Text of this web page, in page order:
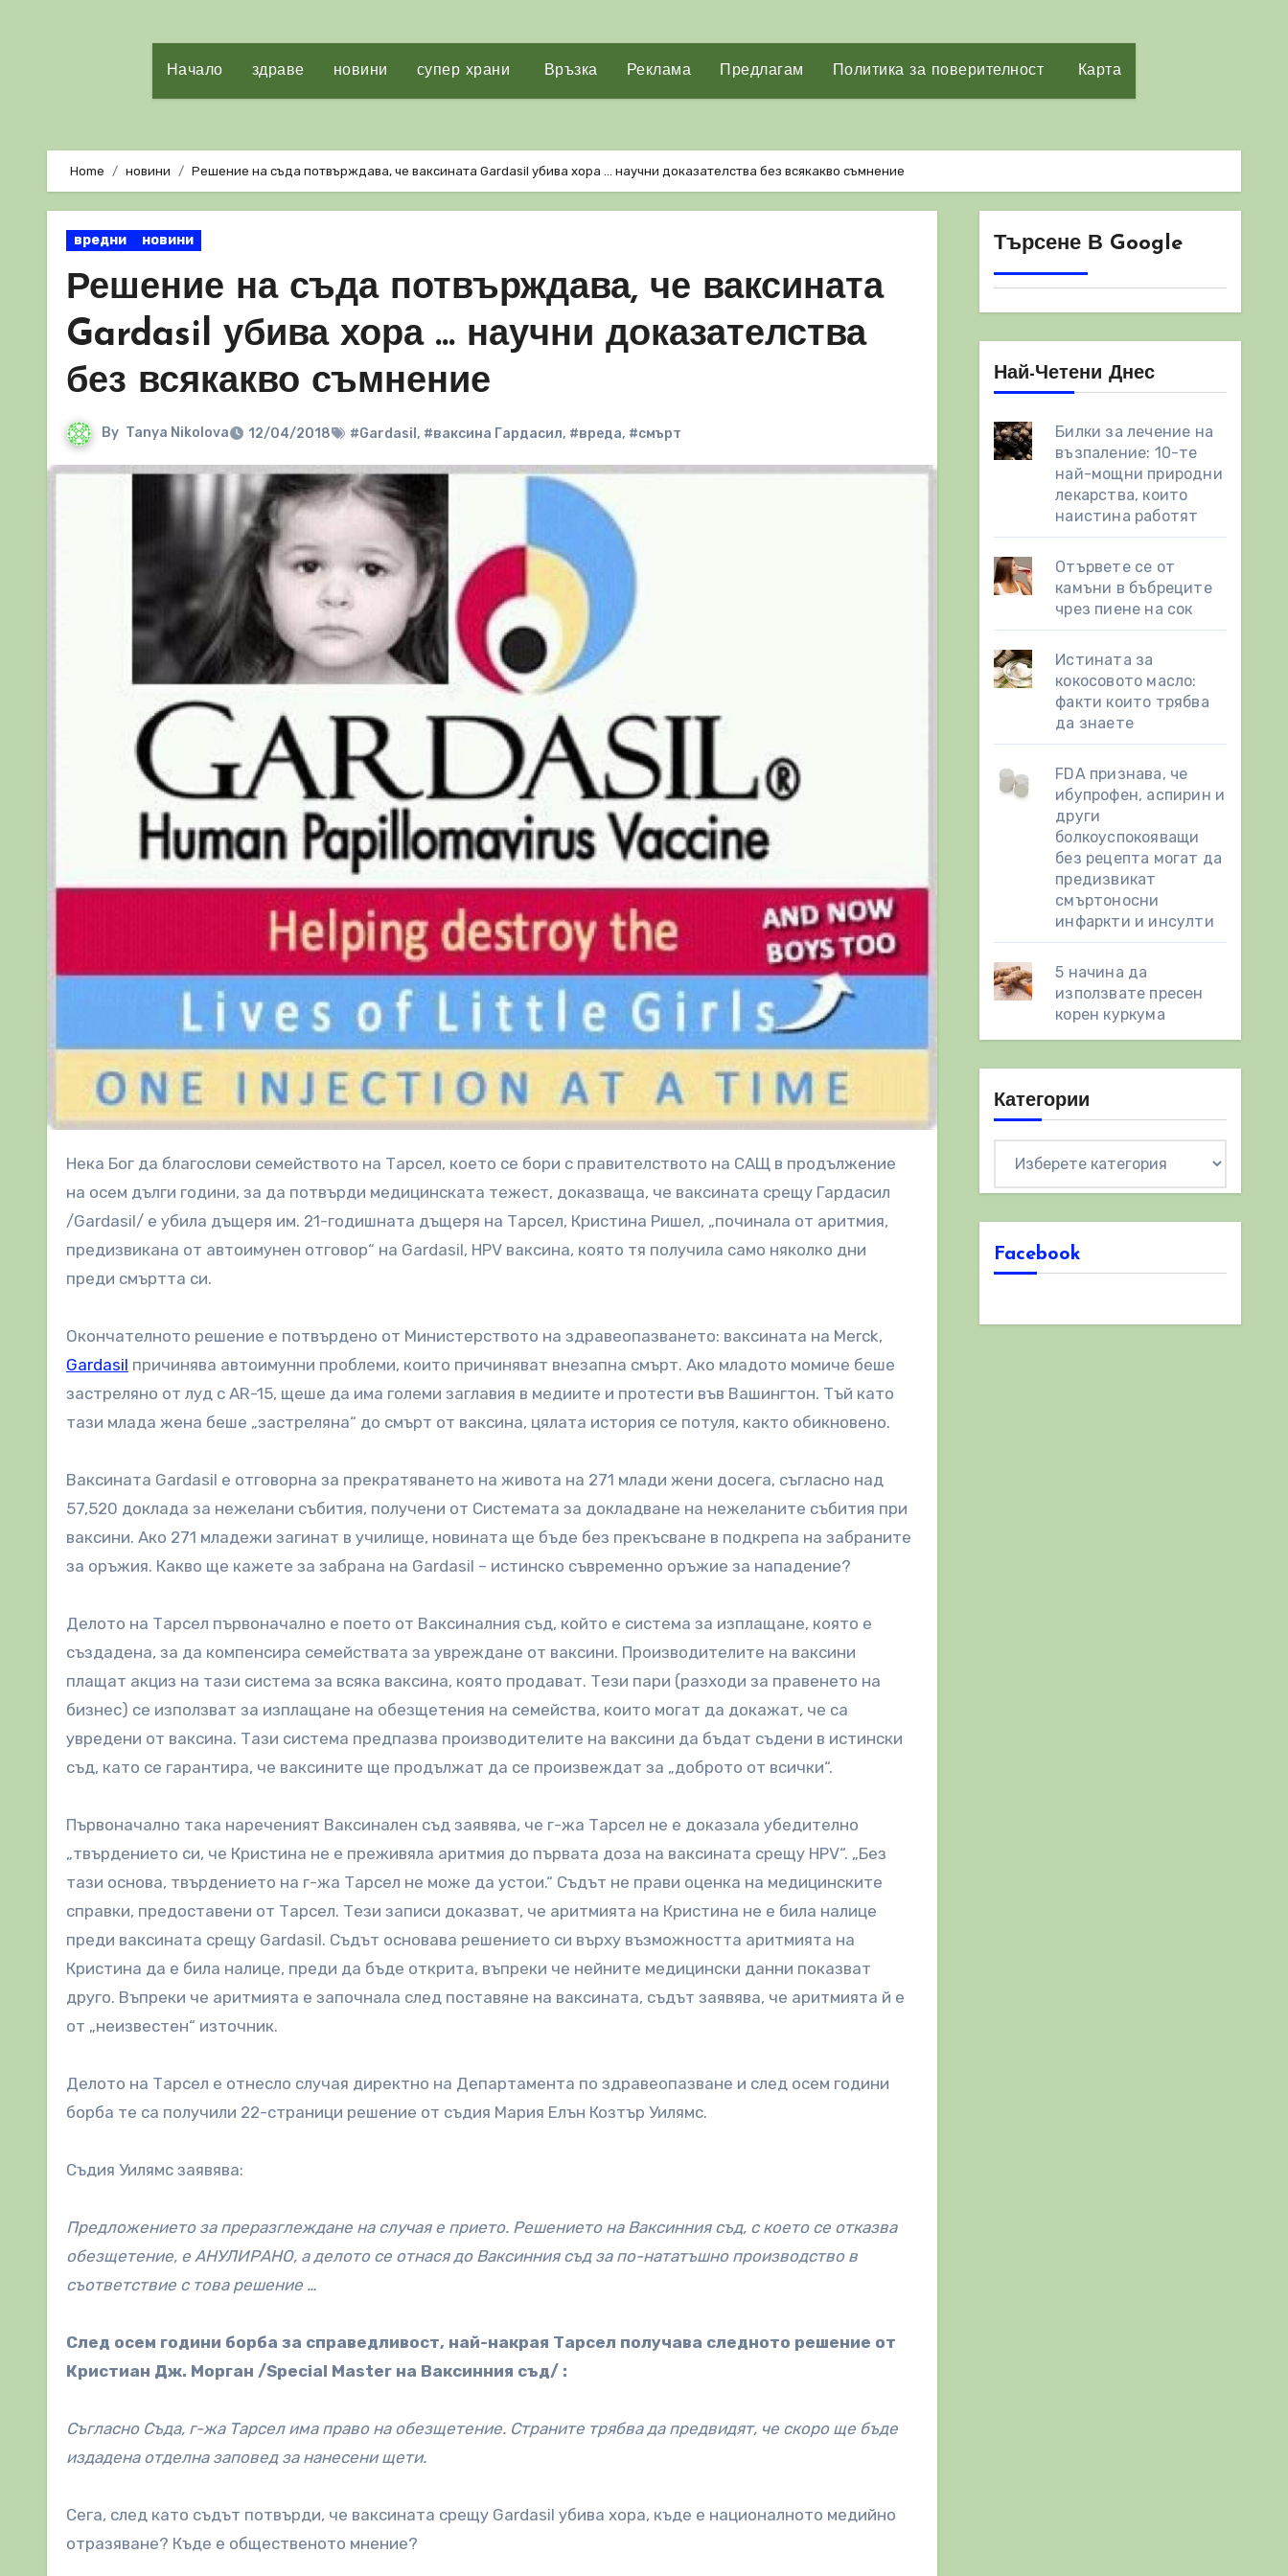
Начало здраве новини супер храни Връзка Реклама Предлагам Политика за поверителност Карта
Home новини Решение на съда потвърждава, че ваксината Gardasil убива хора … научни доказателства без всякакво съмнение
вредни новини
Решение на съда потвърждава, че ваксината
Gardasil убива хора … научни доказателства
без всякакво съмнение
By Tanya Nikolova 12/04/2018 #Gardasil , #ваксина Гардасил, #вреда, #смърт
Нека Бог да благослови семейството на Тарсел, което се бори с правителството на САЩ в продължение
на осем дълги години, за да потвърди медицинската тежест, доказваща, че ваксината срещу Гардасил
/Gardasil/ е убила дъщеря им. 21-годишната дъщеря на Тарсел, Кристина Ришел, „починала от аритмия,
предизвикана от автоимунен отговор“ на Gardasil, HPV ваксина, която тя получила само няколко дни
преди смъртта си.
Окончателното решение е потвърдено от Министерството на здравеопазването: ваксината на Merck,
Gardasil причинява автоимунни проблеми, които причиняват внезапна смърт. Ако младото момиче беше
застреляно от луд с AR-15, щеше да има големи заглавия в медиите и протести във Вашингтон. Тъй като
тази млада жена беше „застреляна“ до смърт от ваксина, цялата история се потуля, както обикновено.
Ваксината Gardasil е отговорна за прекратяването на живота на 271 млади жени досега, съгласно над
57,520 доклада за нежелани събития, получени от Системата за докладване на нежеланите събития при
ваксини. Ако 271 младежи загинат в училище, новината ще бъде без прекъсване в подкрепа на забраните
за оръжия. Какво ще кажете за забрана на Gardasil – истинско съвременно оръжие за нападение?
Делото на Тарсел първоначално е поето от Ваксиналния съд, който е система за изплащане, която е
създадена, за да компенсира семействата за увреждане от ваксини. Производителите на ваксини
плащат акциз на тази система за всяка ваксина, която продават. Тези пари (разходи за правенето на
бизнес) се използват за изплащане на обезщетения на семейства, които могат да докажат, че са
увредени от ваксина. Тази система предпазва производителите на ваксини да бъдат съдени в истински
съд, като се гарантира, че ваксините ще продължат да се произвеждат за „доброто от всички“.
Първоначално така нареченият Ваксинален съд заявява, че г-жа Тарсел не е доказала убедително
„твърдението си, че Кристина не е преживяла аритмия до първата доза на ваксината срещу HPV“. „Без
тази основа, твърдението на г-жа Тарсел не може да устои.“ Съдът не прави оценка на медицинските
справки, предоставени от Тарсел. Тези записи доказват, че аритмията на Кристина не е била налице
преди ваксината срещу Gardasil. Съдът основава решението си върху възможността аритмията на
Кристина да е била налице, преди да бъде открита, въпреки че нейните медицински данни показват
друго. Въпреки че аритмията е започнала след поставяне на ваксината, съдът заявява, че аритмията й е
от „неизвестен“ източник.
Делото на Тарсел е отнесло случая директно на Департамента по здравеопазване и след осем години
борба те са получили 22-страници решение от съдия Мария Елън Козтър Уилямс.
Съдия Уилямс заявява:
Предложението за преразглеждане на случая е прието. Решението на Ваксинния съд, с което се отказва
обезщетение, е АНУЛИРАНО, а делото се отнася до Ваксинния съд за по-нататъшно производство в
съответствие с това решение …
След осем години борба за справедливост, най-накрая Тарсел получава следното решение от
Кристиан Дж. Морган /Special Master на Ваксинния съд/ :
Съгласно Съда, г-жа Тарсел има право на обезщетение. Страните трябва да предвидят, че скоро ще бъде
издадена отделна заповед за нанесени щети.
Сега, след като съдът потвърди, че ваксината срещу Gardasil убива хора, къде е националното медийно
отразяване? Къде е общественото мнение?
Търсене В Google
Най-Четени Днес
Билки за лечение на
възпаление: 10-те
най-мощни природни
лекарства, които
наистина работят
Отървете се от
камъни в бъбреците
чрез пиене на сок
Истината за
кокосовото масло:
факти които трябва
да знаете
FDA признава, че
ибупрофен, аспирин и
други
болкоуспокояващи
без рецепта могат да
предизвикат
смъртоносни
инфаркти и инсулти
5 начина да
използвате пресен
корен куркума
Категории
Facebook